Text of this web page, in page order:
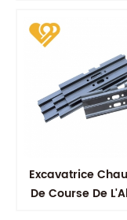
Excavatrice
De Course De